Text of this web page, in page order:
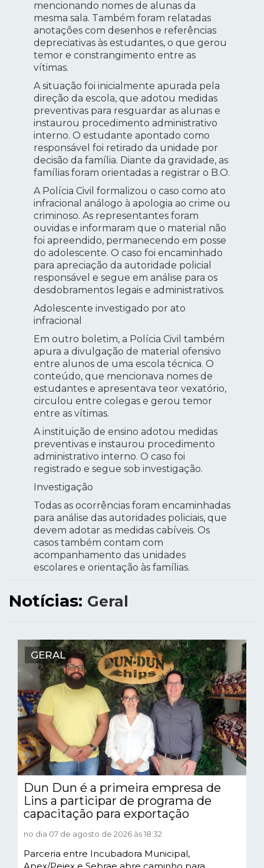
mencionando nomes de alunas da
mesma sala. Também foram relatadas
anotações com desenhos e referências
depreciativas às estudantes, o que gerou
temor e constrangimento entre as
vítimas.
A situação foi inicialmente apurada pela
direção da escola, que adotou medidas
preventivas para resguardar as alunas e
instaurou procedimento administrativo
interno. O estudante apontado como
responsável foi retirado da unidade por
decisão da família. Diante da gravidade, as
famílias foram orientadas a registrar o B.O.
A Polícia Civil formalizou o caso como ato
infracional análogo à apologia ao crime ou
criminoso. As representantes foram
ouvidas e informaram que o material não
foi apreendido, permanecendo em posse
do adolescente. O caso foi encaminhado
para apreciação da autoridade policial
responsável e segue em análise para os
desdobramentos legais e administrativos.
Adolescente investigado por ato
infracional
Em outro boletim, a Polícia Civil também
apura a divulgação de material ofensivo
entre alunos de uma escola técnica. O
conteúdo, que mencionava nomes de
estudantes e apresentava teor vexatório,
circulou entre colegas e gerou temor
entre as vítimas.
A instituição de ensino adotou medidas
preventivas e instaurou procedimento
administrativo interno. O caso foi
registrado e segue sob investigação.
Investigação
Todas as ocorrências foram encaminhadas
para análise das autoridades policiais, que
devem adotar as medidas cabíveis. Os
casos também contam com
acompanhamento das unidades
escolares e orientação às famílias.
Notícias: Geral
GERAL
Dun Dun é a primeira empresa de
Lins a participar de programa de
capacitação para exportação
no dia 07 de agosto de 2026 às 18:32
Parceria entre Incubadora Municipal,
Apex/Peiex e Sebrae abre caminho para